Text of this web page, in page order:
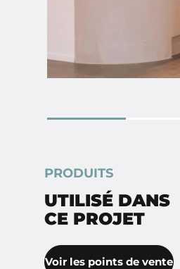
PRODUITS
UTILISÉ DANS
CE PROJET
Voir les points de vente